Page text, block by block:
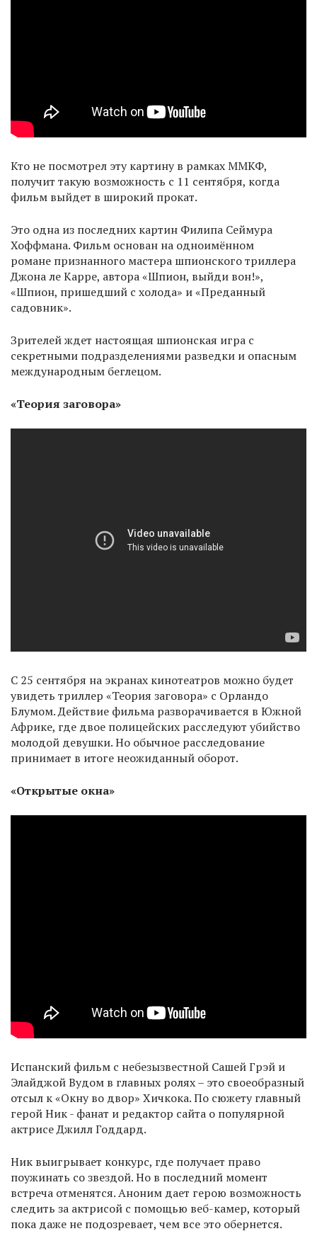
Кто не посмотрел эту картину в рамках ММКФ,
получит такую возможность с 11 сентября, когда
фильм выйдет в широкий прокат.
Это одна из последних картин Филипа Сеймура
Хоффмана. Фильм основан на одноимённом
романе признанного мастера шпионского триллера
Джона ле Карре, автора «Шпион, выйди вон!»,
«Шпион, пришедший с холода» и «Преданный
садовник».
Зрителей ждет настоящая шпионская игра с
секретными подразделениями разведки и опасным
международным беглецом.
«Теория заговора»
С 25 сентября на экранах кинотеатров можно будет
увидеть триллер «Теория заговора» с Орландо
Блумом. Действие фильма разворачивается в Южной
Африке, где двое полицейских расследуют убийство
молодой девушки. Но обычное расследование
принимает в итоге неожиданный оборот.
«Открытые окна»
Испанский фильм с небезызвестной Сашей Грэй и
Элайджой Вудом в главных ролях – это своеобразный
отсыл к «Окну во двор» Хичкока. По сюжету главный
герой Ник - фанат и редактор сайта о популярной
актрисе Джилл Годдард.
Ник выигрывает конкурс, где получает право
поужинать со звездой. Но в последний момент
встреча отменятся. Аноним дает герою возможность
следить за актрисой с помощью веб-камер, который
пока даже не подозревает, чем все это обернется.